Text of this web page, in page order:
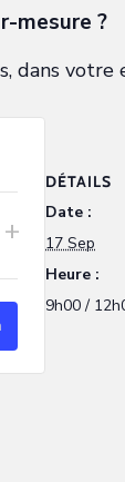
mesure ?
dans votre
DÉTAILS
Date :
17 Sep
Heure :
9h00 /
+